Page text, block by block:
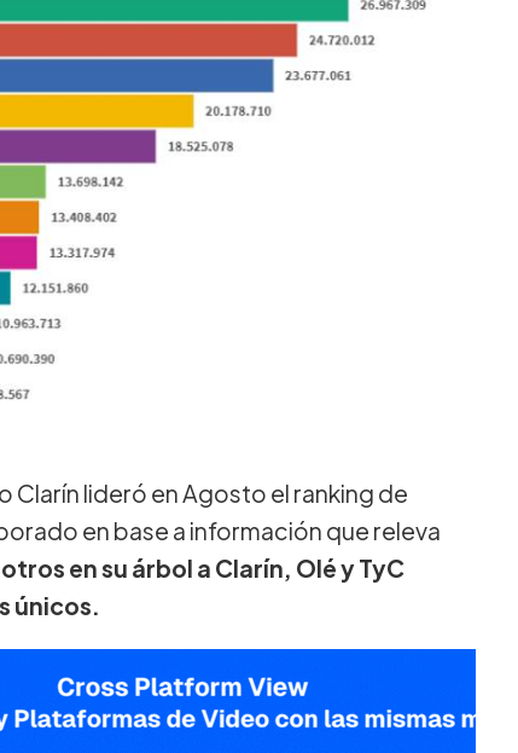
Clarín lideró en Agosto el ranking de
en base a información que releva
en su árbol a Clarín, Olé y TyC
únicos.